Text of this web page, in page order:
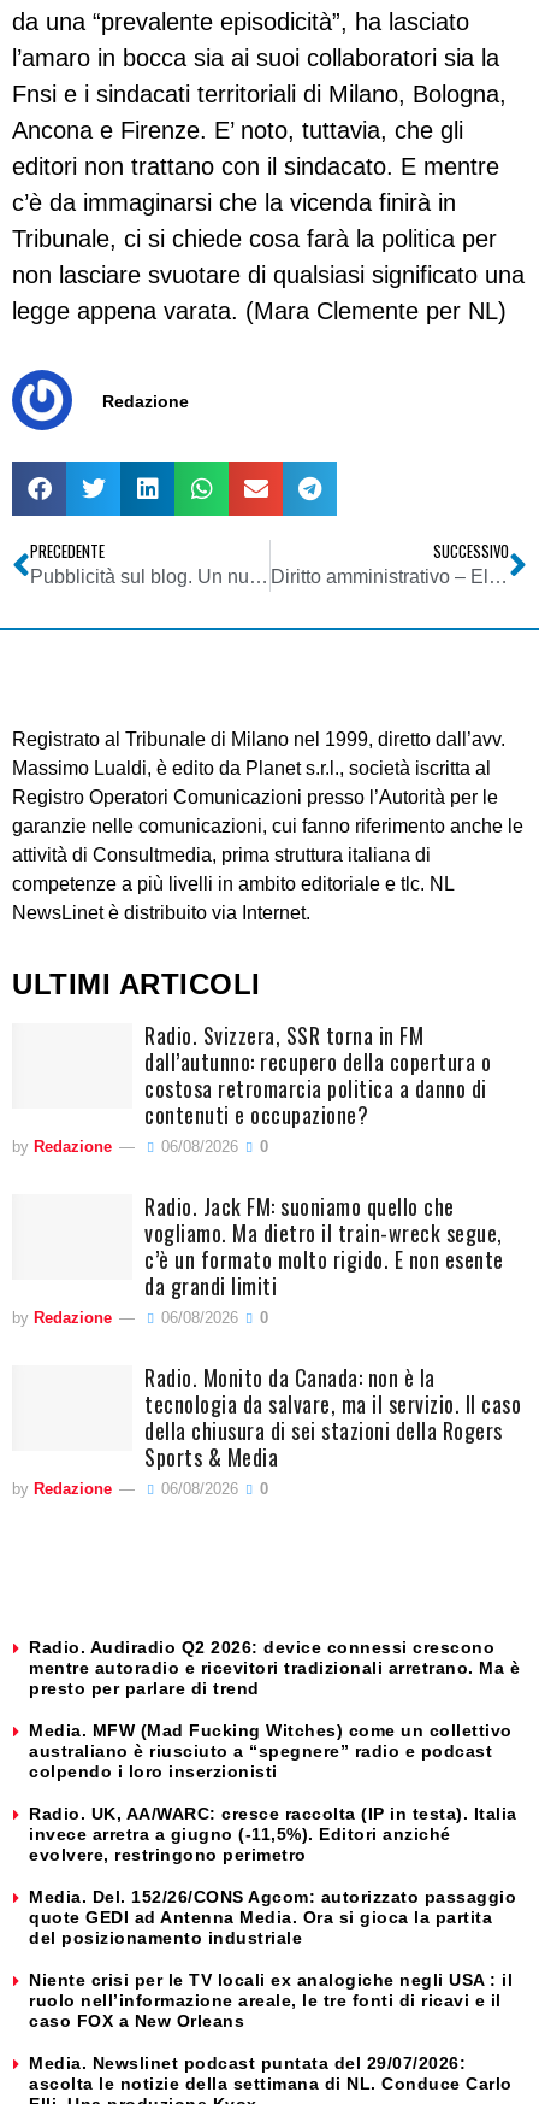
da una “prevalente episodicità”, ha lasciato
l’amaro in bocca sia ai suoi collaboratori sia la
Fnsi e i sindacati territoriali di Milano, Bologna,
Ancona e Firenze. E’ noto, tuttavia, che gli
editori non trattano con il sindacato. E mentre
c’è da immaginarsi che la vicenda finirà in
Tribunale, ci si chiede cosa farà la politica per
non lasciare svuotare di qualsiasi significato una
legge appena varata. (Mara Clemente per NL)
Redazione
PRECEDENTE
Pubblicità sul blog. Un nuovo e praticabile scenario di riferimento per gli spender
SUCCESSIVO
Diritto amministrativo – Elettrosmog – Partecipazione al procedimento ex L. 241/90
Registrato al Tribunale di Milano nel 1999, diretto dall’avv.
Massimo Lualdi, è edito da Planet s.r.l., società iscritta al
Registro Operatori Comunicazioni presso l’Autorità per le
garanzie nelle comunicazioni, cui fanno riferimento anche le
attività di Consultmedia, prima struttura italiana di
competenze a più livelli in ambito editoriale e tlc. NL
NewsLinet è distribuito via Internet.
ULTIMI ARTICOLI
Radio. Svizzera, SSR torna in FM
dall’autunno: recupero della copertura o
costosa retromarcia politica a danno di
contenuti e occupazione?
by Redazione 06/08/2026 0
Radio. Jack FM: suoniamo quello che
vogliamo. Ma dietro il train-wreck segue,
c’è un formato molto rigido. E non esente
da grandi limiti
by Redazione 06/08/2026 0
Radio. Monito da Canada: non è la
tecnologia da salvare, ma il servizio. Il caso
della chiusura di sei stazioni della Rogers
Sports & Media
by Redazione 06/08/2026 0
Radio. Audiradio Q2 2026: device connessi crescono
mentre autoradio e ricevitori tradizionali arretrano. Ma è
presto per parlare di trend
Media. MFW (Mad Fucking Witches) come un collettivo
australiano è riusciuto a “spegnere” radio e podcast
colpendo i loro inserzionisti
Radio. UK, AA/WARC: cresce raccolta (IP in testa). Italia
invece arretra a giugno (-11,5%). Editori anziché
evolvere, restringono perimetro
Media. Del. 152/26/CONS Agcom: autorizzato passaggio
quote GEDI ad Antenna Media. Ora si gioca la partita
del posizionamento industriale
Niente crisi per le TV locali ex analogiche negli USA : il
ruolo nell’informazione areale, le tre fonti di ricavi e il
caso FOX a New Orleans
Media. Newslinet podcast puntata del 29/07/2026:
ascolta le notizie della settimana di NL. Conduce Carlo